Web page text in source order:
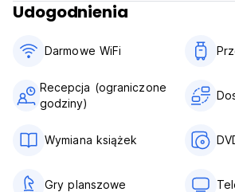
Udogodnienia
Darmowe WiFi
Recepcja (ograniczone
godziny)
Wymiana książek
Gry planszowe